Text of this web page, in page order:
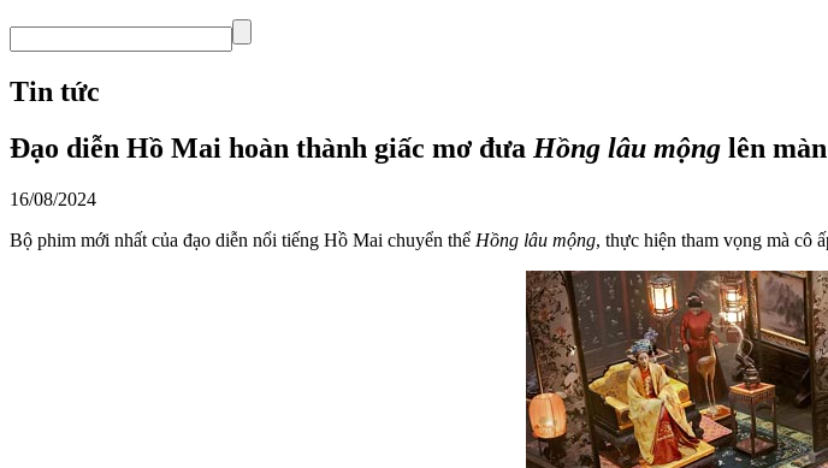
Tin tức
Đạo diễn Hồ Mai hoàn thành giấc mơ đưa Hồng lâu mộng lên
16/08/2024
Bộ phim mới nhất của đạo diễn nổi tiếng Hồ Mai chuyển thể Hồng lâu mộng, thực hiện tham vọng mà cô